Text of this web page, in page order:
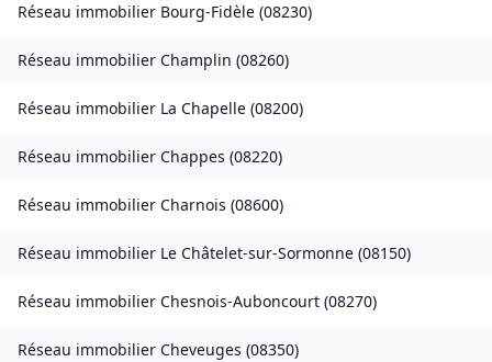
Réseau immobilier Bourg-Fidèle (08230)
Réseau immobilier Champlin (08260)
Réseau immobilier La Chapelle (08200)
Réseau immobilier Chappes (08220)
Réseau immobilier Charnois (08600)
Réseau immobilier Le Châtelet-sur-Sormonne (08150)
Réseau immobilier Chesnois-Auboncourt (08270)
Réseau immobilier Cheveuges (08350)